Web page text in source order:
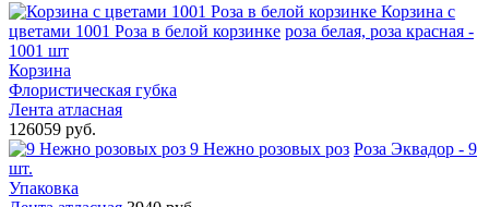
Корзина с
цветами 1001 Роза в белой корзинке роза белая, роза красная -
1001 шт
Корзина
Флористическая губка
Лента атласная
126059 руб.
9 Нежно розовых роз Роза Эквадор - 9
шт.
Упаковка